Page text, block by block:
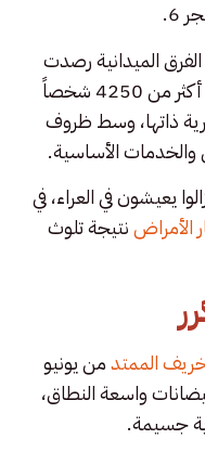
الفرق الميدانية رصدت
دماراً واسعاً في المنطقة، حيث اضطر أكثر من 4250 شخصاً
ذاتها، وسط ظروف
والخدمات الأساسية.
يعيشون في العراء، في
الأمراضنتيجة تلوث
الممتدمن يونيو
واسعة النطاق،
جسيمة.